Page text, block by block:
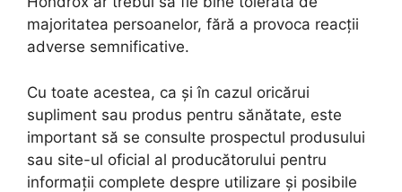
majoritatea persoanelor, fără a provoca reacții
adverse semnificative.
Cu toate acestea, ca și în cazul oricărui
supliment sau produs pentru sănătate, este
important să se consulte prospectul produsului
sau site-ul oficial al producătorului pentru
informații complete despre utilizare și posibile